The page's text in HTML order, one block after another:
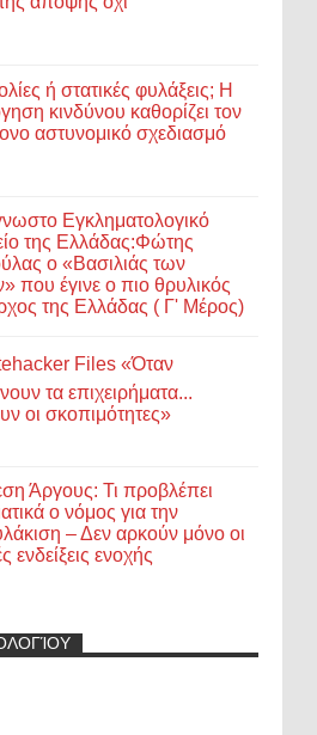
ή στατικές φυλάξεις; Η
κινδύνου καθορίζει τον
αστυνομικό σχεδιασμό
Εγκληματολογικό
της Ελλάδας:Φώτης
ο «Βασιλιάς των
που έγινε ο πιο θρυλικός
της Ελλάδας ( Γ' Μέρος)
Files «Όταν
τα επιχειρήματα...
οι σκοπιμότητες»
Άργους: Τι προβλέπει
ο νόμος για την
– Δεν αρκούν μόνο οι
ενδείξεις ενοχής